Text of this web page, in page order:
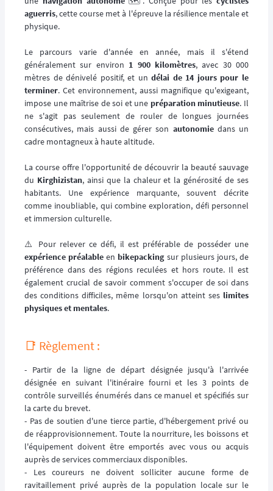
aguerris, cette course met à l'épreuve la résilience mentale et
physique.
Le parcours varie d'année en année, mais il s'étend
généralement sur environ 1 900 kilomètres, avec 30 000
mètres de dénivelé positif, et undélai de 14 jours pour le
terminer. Cet environnement, aussi magnifique qu'exigeant,
impose une maîtrise de soi et une préparation minutieuse. Il
ne s'agit pas seulement de rouler de longues journées
consécutives, mais aussi de gérer son autonomiedans un
cadre montagneux à haute altitude.
La course offre l'opportunité de découvrir la beauté sauvage
du Kirghizistan, ainsi que la chaleur et la générosité de ses
habitants. Une expérience marquante, souvent décrite
comme inoubliable, qui combine exploration, défi personnel
et immersion culturelle.
⚠️ Pour relever ce défi, il est préférable de posséder une
expérience préalable en bikepackingsur plusieurs jours, de
préférence dans des régions reculées et hors route. Il est
également crucial de savoir comment s'occuper de soi dans
des conditions difficiles, même lorsqu'on atteint ses limites
physiques et mentales.
📑 Règlement :
- Partir de la ligne de départ désignée jusqu'à l'arrivée
désignée en suivant l'itinéraire fourni et les 3 points de
contrôle surveillés énumérés dans ce manuel et spécifiés sur
la carte du brevet.
- Pas de soutien d'une tierce partie, d'hébergement privé ou
de réapprovisionnement. Toute la nourriture, les boissons et
l'équipement doivent être emportés avec vous ou acquis
auprès de services commerciaux disponibles.
- Les coureurs ne doivent solliciter aucune forme de
ravitaillement privé auprès de la population locale sur le